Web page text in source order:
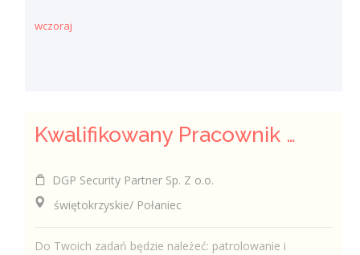
wczoraj
Kwalifikowany Pracownik / Kwalifikowana Pracowniczka Ochrony
DGP Security Partner Sp. Z o.o.
świętokrzyskie/ Połaniec
Do Twoich zadań będzie należeć: patrolowanie i